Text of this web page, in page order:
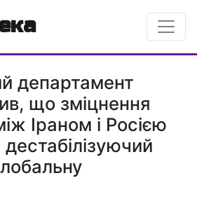
департамент
що зміцнення
Іраном і Росією